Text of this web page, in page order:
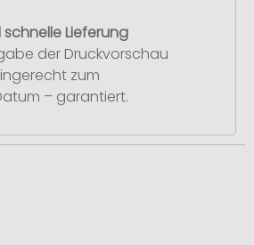
Lieferung
der Druckvorschau
zum
– garantiert.